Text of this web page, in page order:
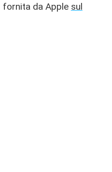
fornita da Apple sul